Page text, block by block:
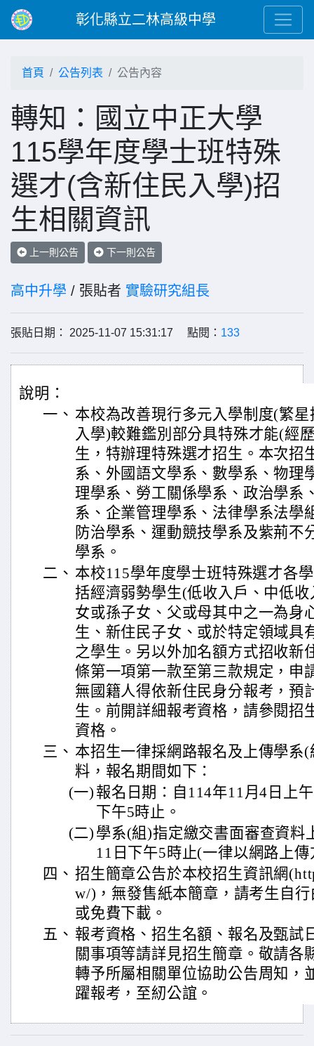
彰化縣立二林高級中學
首頁 公告列表 公告內容
轉知：國立中正大學
115學年度學士班特殊
選才(含新住民入學)招
生相關資訊
上一則公告 下一則公告
高中升學 / 張貼者 實驗研究組長
張貼日期： 2025-11-07 15:31:17 點閱： 133
說明：
一、 本校為改善現行多元入學制度(繁
入學)較難鑑別部分具特殊才能(經
生，特辦理特殊選才招生。本次招
系、外國語文學系、數學系、物理
理學系、勞工關係學系、政治學系
系、企業管理學系、法律學系法學
防治學系、運動競技學系及紫荊不
學系。
二、 本校115學年度學士班特殊選才各
括經濟弱勢學生(低收入戶、中低
女或孫子女、父或母其中之一為身
生、新住民子女、或於特定領域具
之學生。另以外加名額方式招收新
條第一項第一款至第三款規定，申
無國籍人得依新住民身分報考，預
生。前開詳細報考資格，請參閱招
資格。
三、 本招生一律採網路報名及上傳學系
料，報名期間如下：
(一) 報名日期：自114年11月4日上
下午5時止。
(二) 學系(組)指定繳交書面審查資料
11日下午5時止(一律以網路上
四、 招生簡章公告於本校招生資訊網
w/)，無發售紙本簡章，請考生自
或免費下載。
五、 報考資格、招生名額、報名及甄試
關事項等請詳見招生簡章。敬請各
轉予所屬相關單位協助公告周知，
躍報考，至紉公誼。